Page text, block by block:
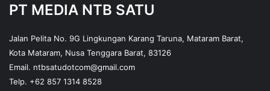
PT MEDIA NTB SATU
Jalan Pelita No. 9G Lingkungan Karang Taruna, Mataram Barat,
Kota Mataram, Nusa Tenggara Barat, 83126
Email. ntbsatudotcom@gmail.com
Telp. +62 857 1314 8528